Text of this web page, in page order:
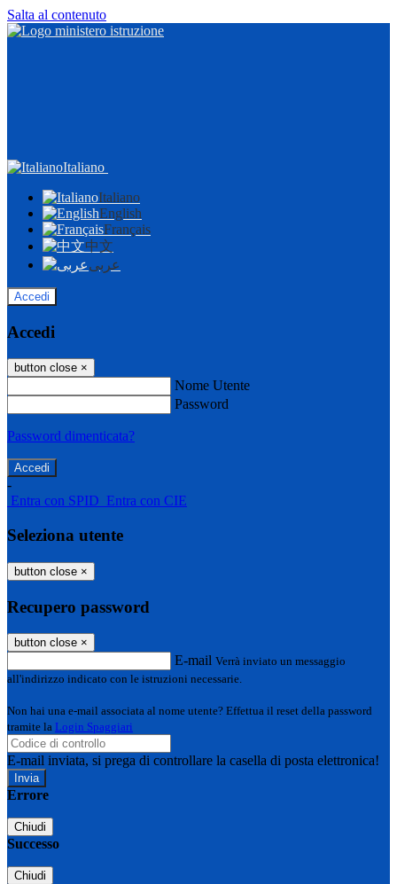
Salta al contenuto
Italiano
Italiano
English
Français
中文
عربى
Accedi
Accedi
button close ×
Nome Utente
Password
Password dimenticata?
-
Entra con SPID Entra con CIE
Seleziona utente
button close ×
Recupero password
button close ×
E-mail Verrà inviato un messaggio
all'indirizzo indicato con le istruzioni necessarie.
Non hai una e-mail associata al nome utente? Effettua il reset della password
tramite la Login Spaggiari
E-mail inviata, si prega di controllare la casella di posta elettronica!
Errore
Chiudi
Successo
Chiudi